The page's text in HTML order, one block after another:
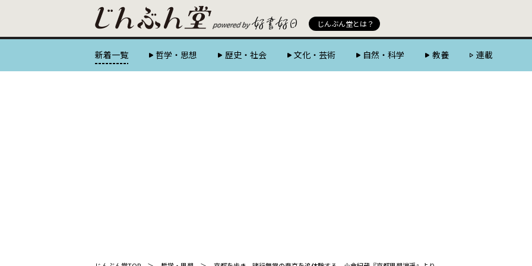
じんぶん堂とは？
新着一覧 哲学・思想 歴史・社会 文化・芸術 自然・科学 教養 連載